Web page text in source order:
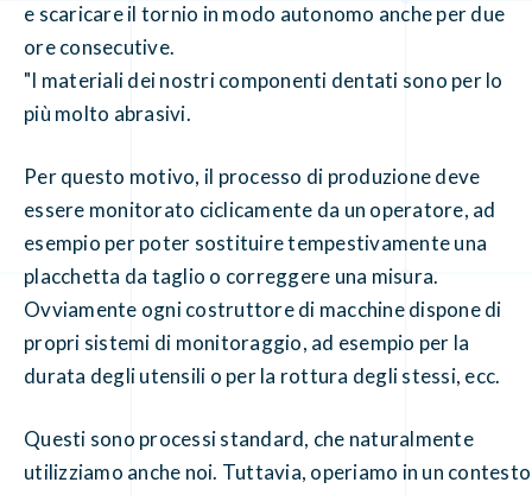
e scaricare il tornio in modo autonomo anche per due
ore consecutive.
"I materiali dei nostri componenti dentati sono per lo
più molto abrasivi.
Per questo motivo, il processo di produzione deve
essere monitorato ciclicamente da un operatore, ad
esempio per poter sostituire tempestivamente una
placchetta da taglio o correggere una misura.
Ovviamente ogni costruttore di macchine dispone di
propri sistemi di monitoraggio, ad esempio per la
durata degli utensili o per la rottura degli stessi, ecc.
Questi sono processi standard, che naturalmente
utilizziamo anche noi. Tuttavia, operiamo in un contesto